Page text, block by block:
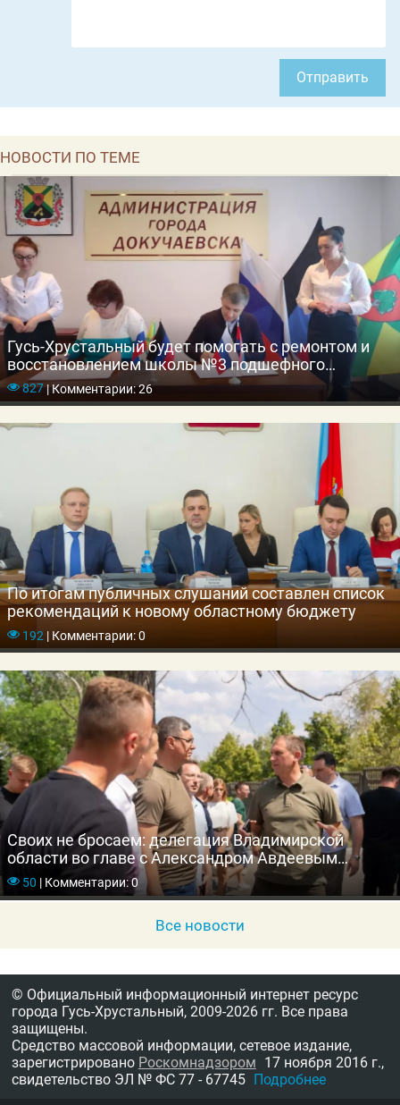
Отправить
НОВОСТИ ПО ТЕМЕ
Гусь-Хрустальный будет помогать с ремонтом и
восстановлением школы №3 подшефного
Докучаевска
827|Комментарии: 26
По итогам публичных слушаний составлен список
рекомендаций к новому областному бюджету
192 |Комментарии: 0
Своих не бросаем: делегация Владимирской
области во главе с Александром Авдеевым
навестила подшефный город Кировское
50 |Комментарии: 0
Все новости
© Официальный информационный интернет ресурс
города Гусь-Хрустальный, 2009-2026 гг. Все права
защищены.
Средство массовой информации, сетевое издание,
зарегистрировано Роскомнадзором 17 ноября 2016 г.,
свидетельство ЭЛ № ФС 77 - 67745 Подробнее